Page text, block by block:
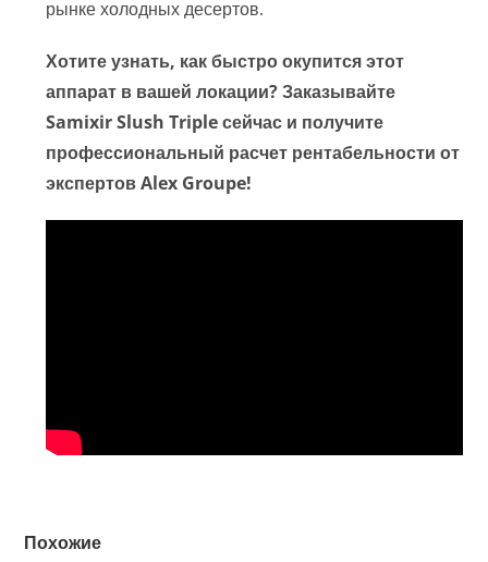
рынке холодных десертов.
Хотите узнать, как быстро окупится этот
аппарат в вашей локации? Заказывайте
Samixir Slush Triple сейчас и получите
профессиональный расчет рентабельности от
экспертов Alex Groupe!
Похожие